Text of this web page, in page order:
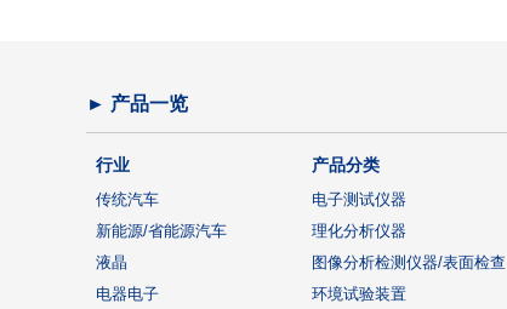
► 产品一览
行业
传统汽车
新能源/省能源汽车
液晶
电器电子
产品分类
电子测试仪器
理化分析仪器
图像分析检测仪器/表面检查
环境试验装置